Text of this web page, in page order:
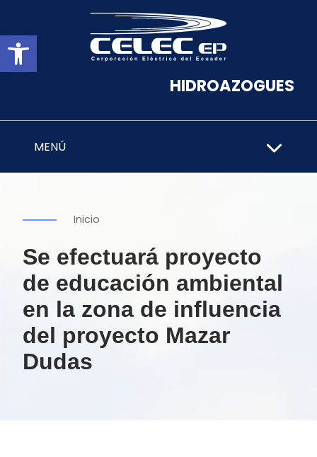
Abrir barra de herramientas
HIDROAZOGUES
MENÚ
Inicio
Se efectuará proyecto
de educación ambiental
en la zona de influencia
del proyecto Mazar
Dudas